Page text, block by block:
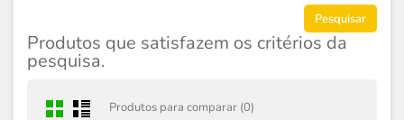
Produtos que satisfazem os critérios da
pesquisa.
Produtos para comparar (0)